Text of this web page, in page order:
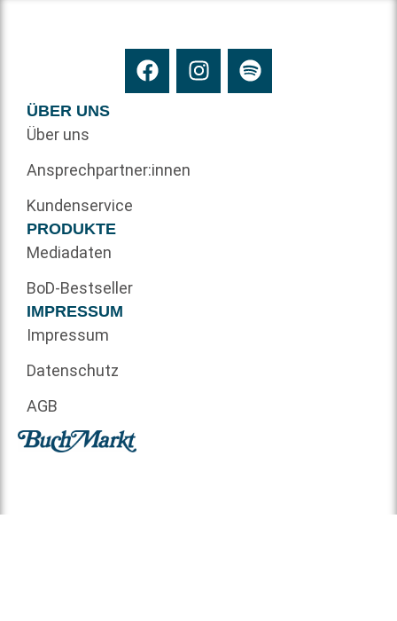
ÜBER UNS
Über uns
Ansprechpartner:innen
Kundenservice
PRODUKTE
Mediadaten
BoD-Bestseller
IMPRESSUM
Impressum
Datenschutz
AGB